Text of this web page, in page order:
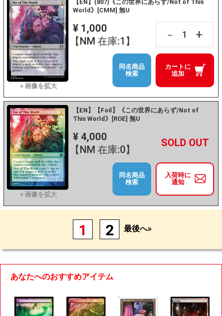
【EN】(807)《この世界にあらず/Not of This
World》[CMM] 無U
¥ 1,000
【NM 在庫:1】
－ +
カートに
追加
同名商品
検索
【EN】【Foil】《この世界にあらず/Not of
This World》[ROE] 無U
¥ 4,000
【NM 在庫:0】
－ +
入荷時に
通知
同名商品
検索
1 2 最後へ»
あなたへのおすすめアイテム